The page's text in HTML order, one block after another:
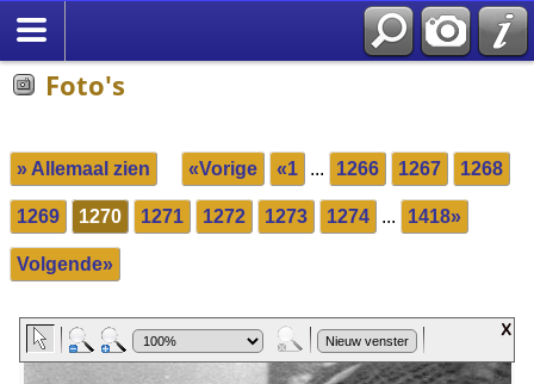
Foto's
» Allemaal zien «Vorige «1 ... 1266 1267 1268
1269 1270 1271 1272 1273 1274 ... 1418»
Volgende»